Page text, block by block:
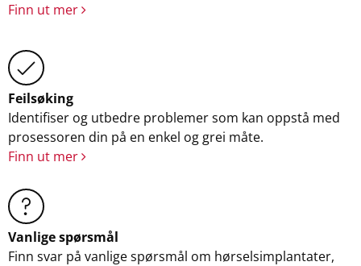
Finn ut mer
Feilsøking
Identifiser og utbedre problemer som kan oppstå med
prosessoren din på en enkel og grei måte.
Finn ut mer
Vanlige spørsmål
Finn svar på vanlige spørsmål om hørselsimplantater,